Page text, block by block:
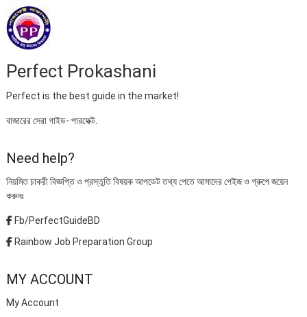
Perfect Prokashani
Perfect is the best guide in the market!
বাজারের সেরা গাইড- পারফেক্ট.
Need help?
নিয়মিত চাকরী বিজ্ঞপ্তি ও প্রস্তুতি বিষয়ক আপডেট তথ্য পেতে আমাদের পেইজ ও গ্রুপে জয়েন
করুনঃ
Fb/PerfectGuideBD
Rainbow Job Preparation Group
MY ACCOUNT
My Account